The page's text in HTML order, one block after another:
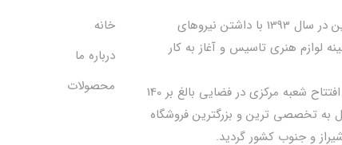
لوازم هنری آبتین در سال 1393 با داشتن نیروهای
لوازم هنری تاسیس و آغاز به کار
در سال 1401 با افتتاح شعبه مرکزی در فضایی بالغ بر 140
به تخصصی ترین و بزرگترین فروشگاه
و جنوب کشور گردید.
خانه
درباره ما
محصولات